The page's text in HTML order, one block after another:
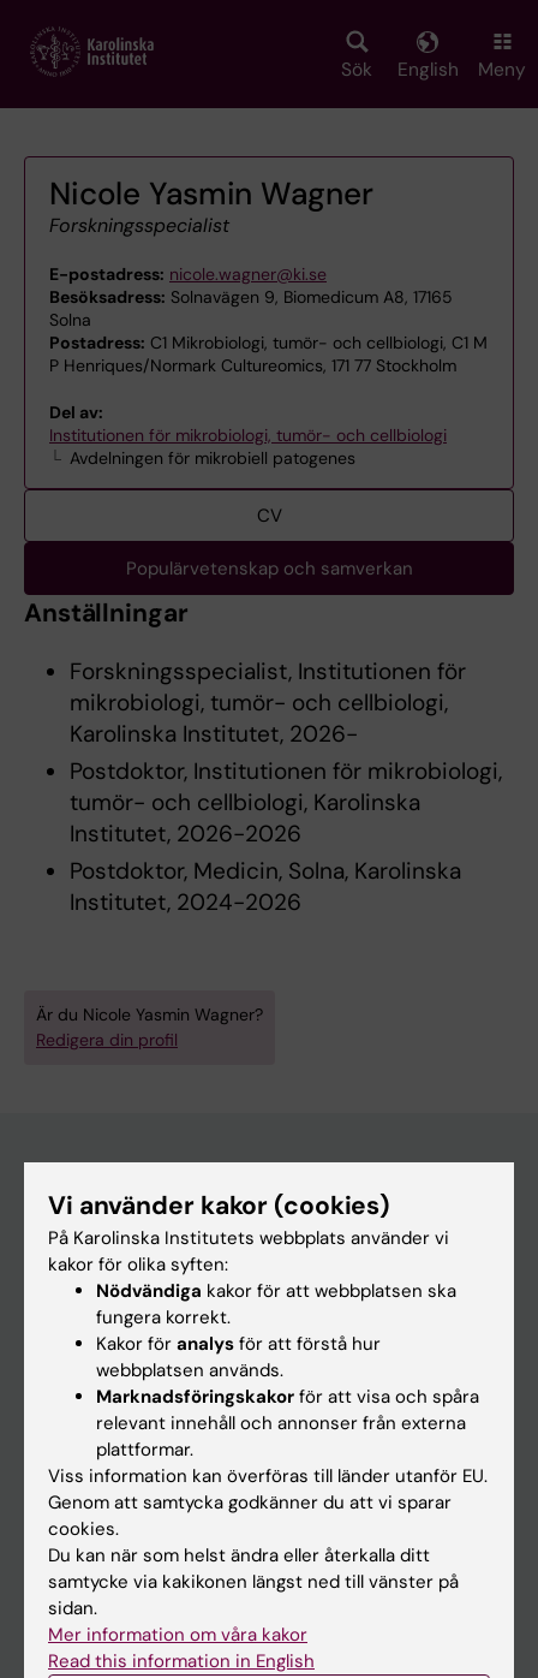
main
Sök English Meny
Nicole Yasmin Wagner
Forskningsspecialist
E-postadress: nicole.wagner@ki.se
Besöksadress: Solnavägen 9, Biomedicum A8, 17165
Solna
Postadress: C1 Mikrobiologi, tumör- och cellbiologi, C1 M
P Henriques/Normark Cultureomics, 171 77 Stockholm
Del av:
Institutionen för mikrobiologi, tumör- och cellbiologi
Avdelningen för mikrobiell patogenes
CV
Populärvetenskap och samverkan
Anställningar
Forskningsspecialist, Institutionen för
mikrobiologi, tumör- och cellbiologi,
Karolinska Institutet, 2026-
Postdoktor, Institutionen för mikrobiologi,
tumör- och cellbiologi, Karolinska
Institutet, 2026-2026
Postdoktor, Medicin, Solna, Karolinska
Institutet, 2024-2026
Är du Nicole Yasmin Wagner?
Redigera din profil
Huvudmeny
Utbildning
Forskarutbildning
Forskning
Nyheter
Kalender
Student
Ladok
Canvas
Vi använder kakor (cookies)
På Karolinska Institutets webbplats använder vi
kakor för olika syften:
Nödvändiga kakor för att webbplatsen ska
fungera korrekt.
Kakor för analys för att förstå hur
webbplatsen används.
Marknadsföringskakor för att visa och spåra
relevant innehåll och annonser från externa
plattformar.
Viss information kan överföras till länder utanför EU.
Genom att samtycka godkänner du att vi sparar
cookies.
Du kan när som helst ändra eller återkalla ditt
samtycke via kakikonen längst ned till vänster på
sidan.
Mer information om våra kakor
Read this information in English